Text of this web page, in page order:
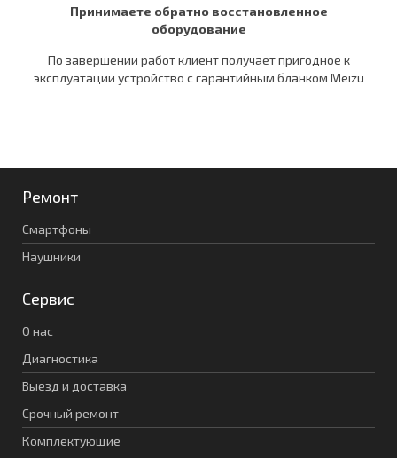
Принимаете обратно восстановленное
оборудование
По завершении работ клиент получает пригодное к
эксплуатации устройство c гарантийным бланком Meizu
Ремонт
Смартфоны
Наушники
Сервис
О нас
Диагностика
Выезд и доставка
Срочный ремонт
Комплектующие